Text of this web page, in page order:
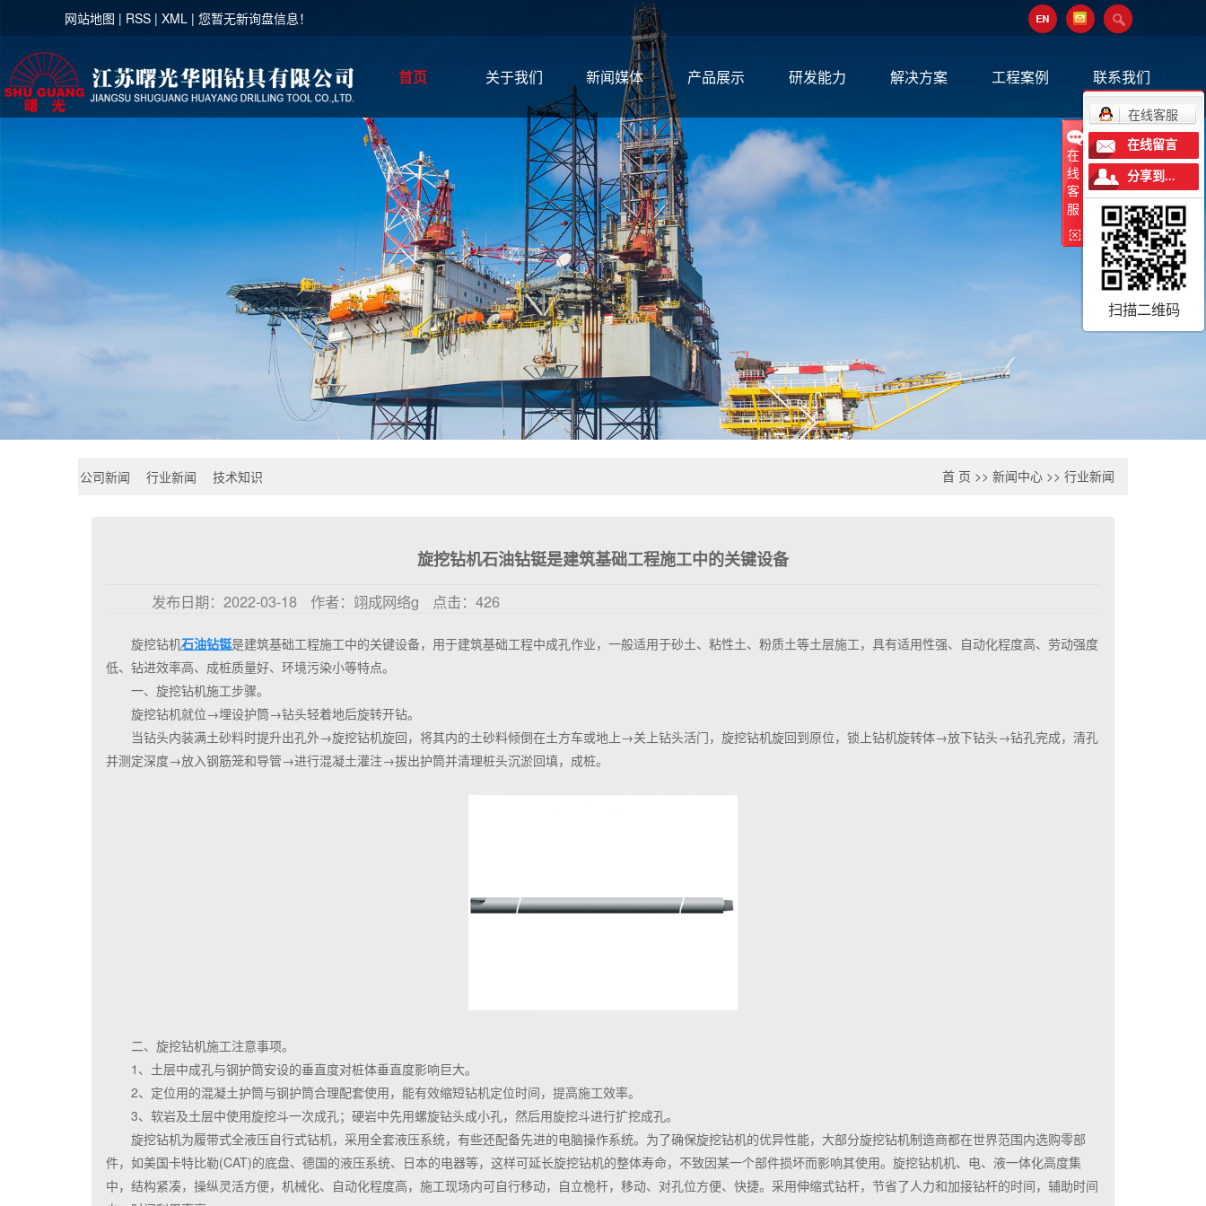
网站地图 | RSS | XML | 您暂无新询盘信息！
首页 关于我们 新闻媒体 产品展示 研发能力 解决方案 工程案例 联系我们
公司新闻 行业新闻 技术知识 首 页 >> 新闻中心 >> 行业新闻
旋挖钻机石油钻铤是建筑基础工程施工中的关键设备
发布日期： 2022-03-18 作者： 翊成网络g 点击： 426
旋挖钻机石油钻铤是建筑基础工程施工中的关键设备，用于建筑基础工程中成孔作业，一般适用于砂土、粘性土、粉质土等土层施工，具有适用性强、自动化程度高、劳动强度
低、钻进效率高、成桩质量好、环境污染小等特点。
一、旋挖钻机施工步骤。
旋挖钻机就位→埋设护筒→钻头轻着地后旋转开钻。
当钻头内装满土砂料时提升出孔外→旋挖钻机旋回，将其内的土砂料倾倒在土方车或地上→关上钻头活门，旋挖钻机旋回到原位，锁上钻机旋转体→放下钻头→钻孔完成，清孔
并测定深度→放入钢筋笼和导管→进行混凝土灌注→拔出护筒并清理桩头沉淤回填，成桩。
二、旋挖钻机施工注意事项。
1、土层中成孔与钢护筒安设的垂直度对桩体垂直度影响巨大。
2、定位用的混凝土护筒与钢护筒合理配套使用，能有效缩短钻机定位时间，提高施工效率。
3、软岩及土层中使用旋挖斗一次成孔；硬岩中先用螺旋钻头成小孔，然后用旋挖斗进行扩挖成孔。
旋挖钻机为履带式全液压自行式钻机，采用全套液压系统，有些还配备先进的电脑操作系统。为了确保旋挖钻机的优异性能，大部分旋挖钻机制造商都在世界范围内选购零部
件，如美国卡特比勒(CAT)的底盘、德国的液压系统、日本的电器等，这样可延长旋挖钻机的整体寿命，不致因某一个部件损坏而影响其使用。旋挖钻机机、电、液一体化高度集
中，结构紧凑，操纵灵活方便，机械化、自动化程度高，施工现场内可自行移动，自立桅杆，移动、对孔位方便、快捷。采用伸缩式钻杆，节省了人力和加接钻杆的时间，辅助时间
在
线
客
服
在线客服
在线留言
分享到...
扫描二维码